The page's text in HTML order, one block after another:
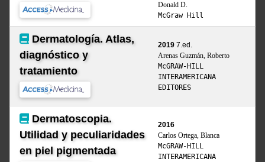
Donald D.
McGraw Hill
Dermatología. Atlas,
diagnóstico y
tratamiento
2019 7.ed.
Arenas Guzmán, Roberto
McGRAW-HILL
INTERAMERICANA
EDITORES
Dermatoscopia.
Utilidad y peculiaridades
en piel pigmentada
2016
Carlos Ortega, Blanca
McGRAW-HILL
INTERAMERICANA